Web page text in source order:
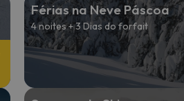
Férias na Neve Páscoa
4 noites + 3 Dias do forfait